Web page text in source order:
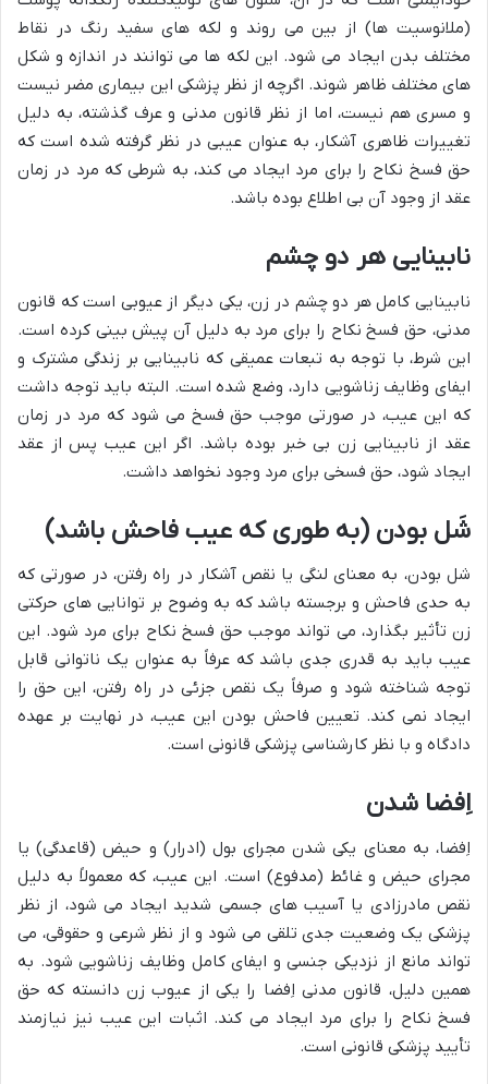
(ملانوسیت ها) از بین می روند و لکه های سفید رنگ در نقاط
مختلف بدن ایجاد می شود. این لکه ها می توانند در اندازه و شکل
های مختلف ظاهر شوند. اگرچه از نظر پزشکی این بیماری مضر نیست
و مسری هم نیست، اما از نظر قانون مدنی و عرف گذشته، به دلیل
تغییرات ظاهری آشکار، به عنوان عیبی در نظر گرفته شده است که
حق فسخ نکاح را برای مرد ایجاد می کند، به شرطی که مرد در زمان
عقد از وجود آن بی اطلاع بوده باشد.
نابینایی هر دو چشم
نابینایی کامل هر دو چشم در زن، یکی دیگر از عیوبی است که قانون
مدنی، حق فسخ نکاح را برای مرد به دلیل آن پیش بینی کرده است.
این شرط، با توجه به تبعات عمیقی که نابینایی بر زندگی مشترک و
ایفای وظایف زناشویی دارد، وضع شده است. البته باید توجه داشت
که این عیب، در صورتی موجب حق فسخ می شود که مرد در زمان
عقد از نابینایی زن بی خبر بوده باشد. اگر این عیب پس از عقد
ایجاد شود، حق فسخی برای مرد وجود نخواهد داشت.
شَل بودن (به طوری که عیب فاحش باشد)
شل بودن، به معنای لنگی یا نقص آشکار در راه رفتن، در صورتی که
به حدی فاحش و برجسته باشد که به وضوح بر توانایی های حرکتی
زن تأثیر بگذارد، می تواند موجب حق فسخ نکاح برای مرد شود. این
عیب باید به قدری جدی باشد که عرفاً به عنوان یک ناتوانی قابل
توجه شناخته شود و صرفاً یک نقص جزئی در راه رفتن، این حق را
ایجاد نمی کند. تعیین فاحش بودن این عیب، در نهایت بر عهده
دادگاه و با نظر کارشناسی پزشکی قانونی است.
اِفضا شدن
اِفضا، به معنای یکی شدن مجرای بول (ادرار) و حیض (قاعدگی) یا
مجرای حیض و غائط (مدفوع) است. این عیب، که معمولاً به دلیل
نقص مادرزادی یا آسیب های جسمی شدید ایجاد می شود، از نظر
پزشکی یک وضعیت جدی تلقی می شود و از نظر شرعی و حقوقی، می
تواند مانع از نزدیکی جنسی و ایفای کامل وظایف زناشویی شود. به
همین دلیل، قانون مدنی اِفضا را یکی از عیوب زن دانسته که حق
فسخ نکاح را برای مرد ایجاد می کند. اثبات این عیب نیز نیازمند
تأیید پزشکی قانونی است.